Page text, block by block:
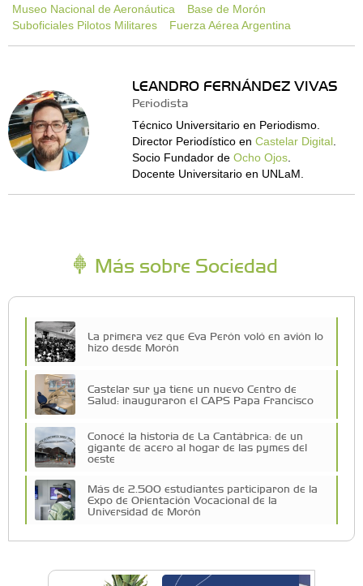
Museo Nacional de Aeronáutica
Base de Morón
Suboficiales Pilotos Militares
Fuerza Aérea Argentina
LEANDRO FERNÁNDEZ VIVAS
Periodista
Técnico Universitario en Periodismo.
Director Periodístico en Castelar Digital.
Socio Fundador de Ocho Ojos.
Docente Universitario en UNLaM.
Más sobre Sociedad
La primera vez que Eva Perón voló en avión lo
hizo desde Morón
Castelar sur ya tiene un nuevo Centro de
Salud: inauguraron el CAPS Papa Francisco
Conocé la historia de La Cantábrica: de un
gigante de acero al hogar de las pymes del
oeste
Más de 2.500 estudiantes participaron de la
Expo de Orientación Vocacional de la
Universidad de Morón